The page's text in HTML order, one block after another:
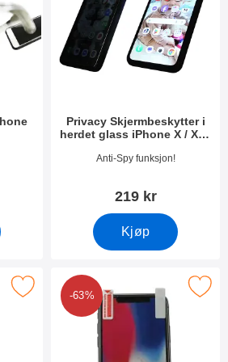
Privacy Skjermbeskytter i
herdet glass iPhone X / Xs /
Varenummer 50379
Anti-Spy funksjon!
219 kr
Kjøp
iPhone X/Xs som favoritt
-63%
Merk 6-pakning